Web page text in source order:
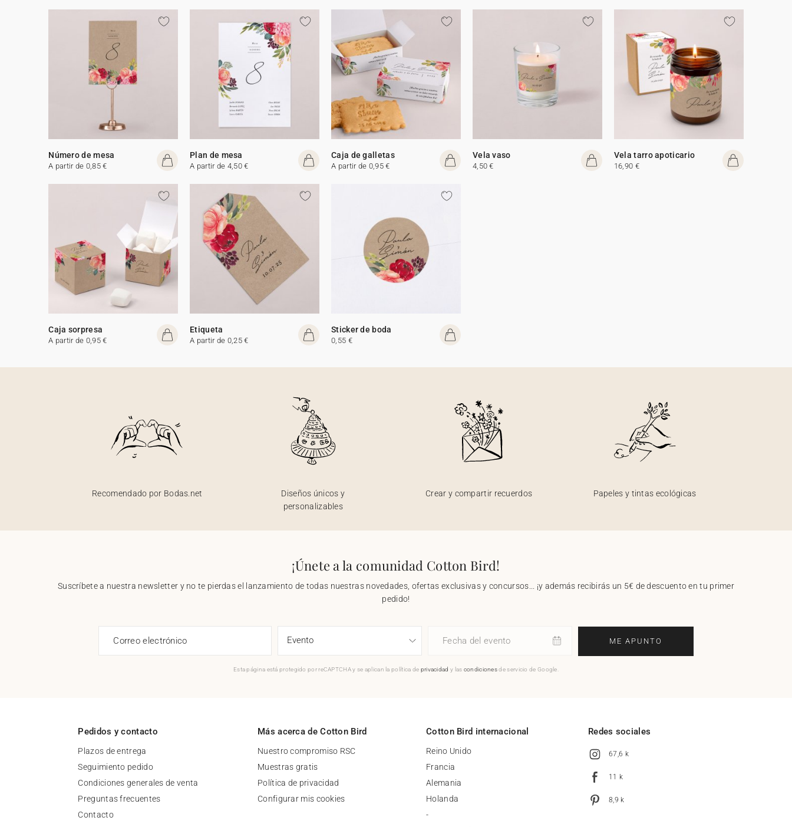
Número de mesa
A partir de 0,85 €
Plan de mesa
A partir de 4,50 €
Caja de galletas
A partir de 0,95 €
Vela vaso
4,50 €
Vela tarro apoticario
16,90 €
Caja sorpresa
A partir de 0,95 €
Etiqueta
A partir de 0,25 €
Sticker de boda
0,55 €
Recomendado por Bodas.net
Diseños únicos y
personalizables
Crear y compartir recuerdos Papeles y tintas ecológicas
¡Únete a la comunidad Cotton Bird!
Suscríbete a nuestra newsletter y no te pierdas el lanzamiento de todas nuestras novedades, ofertas exclusivas y concursos... ¡y además recibirás un 5€ de descuento en tu primer
pedido!
Correo electrónico Fecha del evento ME APUNTO
Esta página está protegido por reCAPTCHA y se aplican la política de privacidad y las condicionesde servicio de Google.
Pedidos y contacto
Plazos de entrega
Seguimiento pedido
Condiciones generales de venta
Preguntas frecuentes
Contacto
Más acerca de Cotton Bird
Nuestro compromiso RSC
Muestras gratis
Política de privacidad
Configurar mis cookies
Cotton Bird internacional
Reino Unido
Francia
Alemania
Holanda
-
Redes sociales
67,6 k
11 k
8,9 k